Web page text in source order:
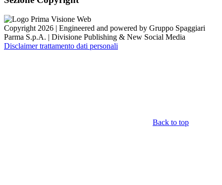
Copyright 2026 | Engineered and powered by Gruppo Spaggiari
Parma S.p.A. | Divisione Publishing & New Social Media
Disclaimer trattamento dati personali
Back to top